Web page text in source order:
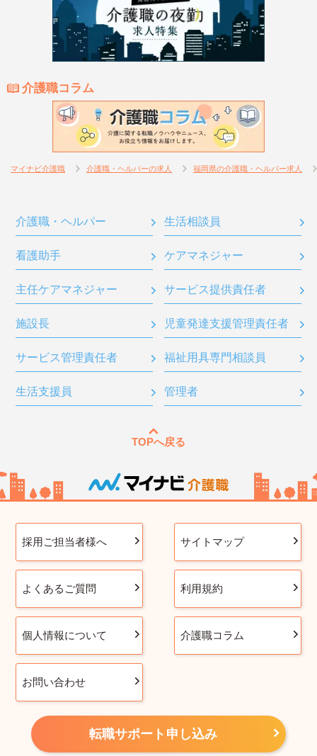
介護職コラム
マイナビ介護職 介護職・ヘルパーの求人 福岡県の介護職・ヘルパー求人
介護職・ヘルパー 生活相談員
看護助手 ケアマネジャー
主任ケアマネジャー サービス提供責任者
施設長 児童発達支援管理責任者
サービス管理責任者 福祉用具専門相談員
生活支援員 管理者
TOPへ戻る
採用ご担当者様へ サイトマップ
よくあるご質問 利用規約
個人情報について 介護職コラム
お問い合わせ
転職サポート申し込み